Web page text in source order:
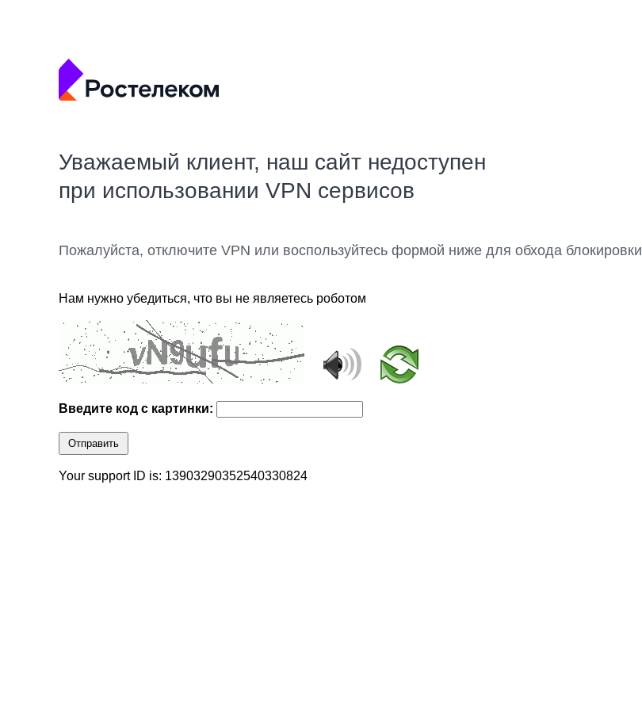
Уважаемый клиент, наш сайт недоступен
при использовании VPN сервисов
Пожалуйста, отключите VPN или воспользуйтесь формой ниже для обхода блокировки
Нам нужно убедиться, что вы не являетесь роботом
Введите код с картинки:
Отправить
Your support ID is: 13903290352540330824